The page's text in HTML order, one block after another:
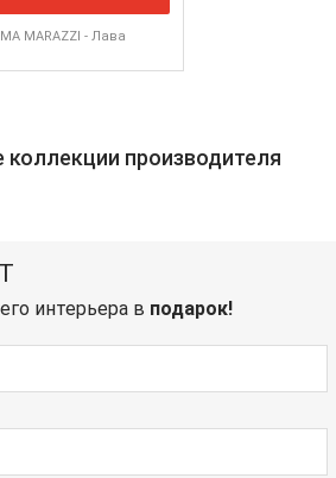
MARAZZI - Лава
коллекции производителя
интерьера в подарок!